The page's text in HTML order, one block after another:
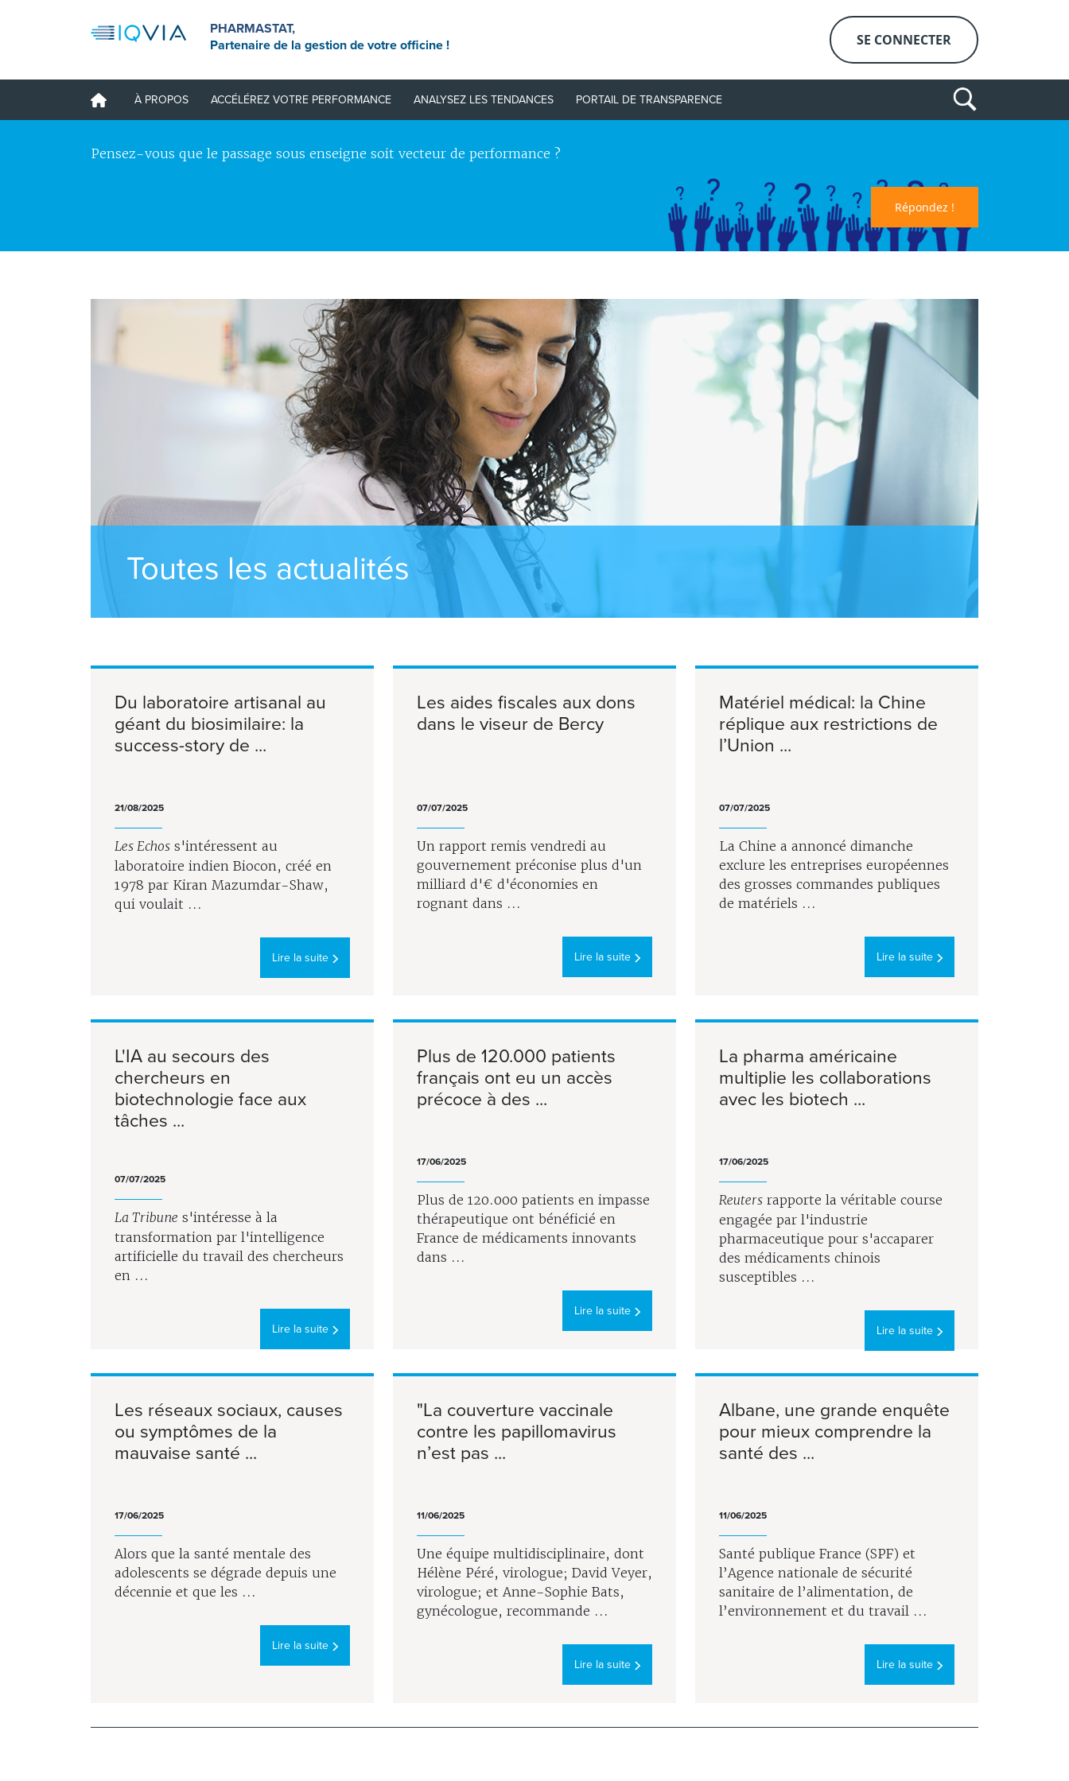
PHARMASTAT,
Partenaire de la gestion de votre officine !
SE CONNECTER
À PROPOS ACCÉLÉREZ VOTRE PERFORMANCE ANALYSEZ LES TENDANCES PORTAIL DE TRANSPARENCE
Pensez-vous que le passage sous enseigne soit vecteur de performance ?
Répondez !
Toutes les actualités
Du laboratoire artisanal au
géant du biosimilaire: la
success-story de ...
21/08/2025
Les Echos s'intéressent au
laboratoire indien Biocon, créé en
1978 par Kiran Mazumdar-Shaw,
qui voulait ...
Lire la suite
Les aides fiscales aux dons
dans le viseur de Bercy
07/07/2025
Un rapport remis vendredi au
gouvernement préconise plus d'un
milliard d'€ d'économies en
rognant dans ...
Lire la suite
Matériel médical: la Chine
réplique aux restrictions de
l’Union ...
07/07/2025
La Chine a annoncé dimanche
exclure les entreprises européennes
des grosses commandes publiques
de matériels ...
Lire la suite
L'IA au secours des
chercheurs en
biotechnologie face aux
tâches ...
07/07/2025
La Tribune s'intéresse à la
transformation par l'intelligence
artificielle du travail des chercheurs
en ...
Lire la suite
Plus de 120.000 patients
français ont eu un accès
précoce à des ...
17/06/2025
Plus de 120.000 patients en impasse
thérapeutique ont bénéficié en
France de médicaments innovants
dans ...
Lire la suite
La pharma américaine
multiplie les collaborations
avec les biotech ...
17/06/2025
Reuters rapporte la véritable course
engagée par l'industrie
pharmaceutique pour s'accaparer
des médicaments chinois
susceptibles ...
Lire la suite
Les réseaux sociaux, causes
ou symptômes de la
mauvaise santé ...
17/06/2025
Alors que la santé mentale des
adolescents se dégrade depuis une
décennie et que les ...
Lire la suite
"La couverture vaccinale
contre les papillomavirus
n’est pas ...
11/06/2025
Une équipe multidisciplinaire, dont
Hélène Péré, virologue; David Veyer,
virologue; et Anne-Sophie Bats,
gynécologue, recommande ...
Lire la suite
Albane, une grande enquête
pour mieux comprendre la
santé des ...
11/06/2025
Santé publique France (SPF) et
l’Agence nationale de sécurité
sanitaire de l’alimentation, de
l’environnement et du travail ...
Lire la suite